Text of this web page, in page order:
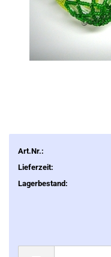
Art.Nr.:
Lieferzeit:
Lagerbestand: